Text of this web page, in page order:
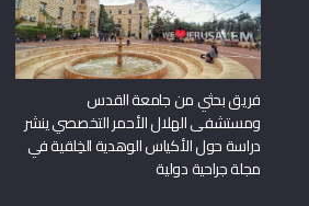
فريق بحثي من جامعة القدس
ومستشفى الهلال الأحمر التخصصي ينشر
دراسة حول الأكياس الوهدية الخِلقية في
مجلة جراحية دولية